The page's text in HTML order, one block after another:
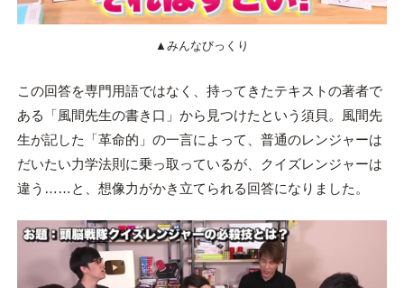
▲みんなびっくり
この回答を専門用語ではなく、持ってきたテキストの著者で
ある「風間先生の書き口」から見つけたという須貝。風間先
生が記した「革命的」の一言によって、普通のレンジャーは
だいたい力学法則に乗っ取っているが、クイズレンジャーは
違う……と、想像力がかき立てられる回答になりました。